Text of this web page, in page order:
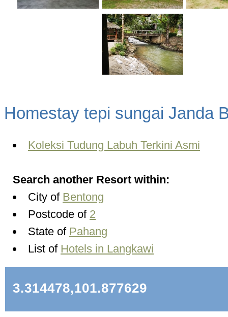
Homestay tepi sungai Janda
Koleksi Tudung Labuh Terkini Asmi
Search another Resort within:
City of Bentong
Postcode of 2
State of Pahang
List of Hotels in Langkawi
3.314478,101.877629